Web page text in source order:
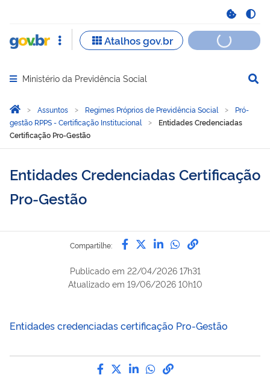
Abrir menu principal de navegação
Ministério da Previdência Social
Você está aqui:
Página Inicial
Assuntos Regimes Próprios de Previdência Social
Pró-
gestão RPPS - Certificação Institucional
Entidades Credenciadas
Certificação Pro-Gestão
Entidades Credenciadas Certificação
Pro-Gestão
Compartilhe: Compartilhe por Facebook
Compartilhe por Twitter
Compartilhe por
Compartilhe
link para
Publicado em 22/04/2026 17h31
Atualizado em 19/06/2026 10h10
Entidades credenciadas certificação Pro-Gestão
Compartilhe por Facebook
Compartilhe por Twitter
Compartilhe por
Compartilhe por
link para Copiar